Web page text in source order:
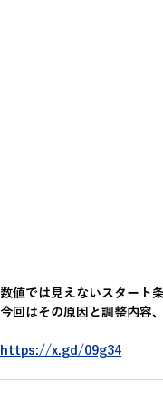
数値では見えないスタート
今回はその原因と調整内容
https://x.gd/09g34